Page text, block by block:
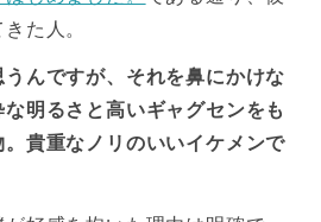
た人。
んですが、それを鼻にかけな
明るさと高いギャグセンをも
貴重なノリのいいイケメンで